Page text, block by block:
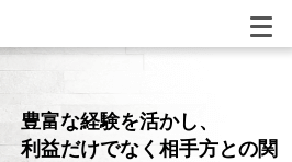
豊富な経験を活かし、
利益だけでなく相手方との関